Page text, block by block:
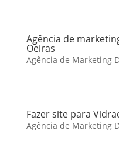
Agência de
Oeiras
Agência de Marketing
Fazer site para
Agência de Marketing